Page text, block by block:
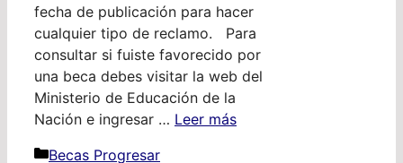
fecha de publicación para hacer
cualquier tipo de reclamo. Para
consultar si fuiste favorecido por
una beca debes visitar la web del
Ministerio de Educación de la
Nación e ingresar … Leer más
Categorías
Becas Progresar